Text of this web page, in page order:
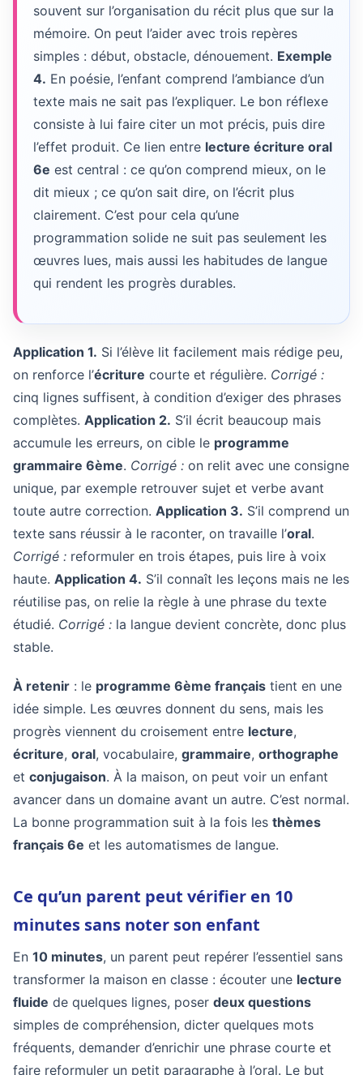
souvent sur l’organisation du récit plus que sur la
mémoire. On peut l’aider avec trois repères
simples : début, obstacle, dénouement. Exemple
4. En poésie, l’enfant comprend l’ambiance d’un
texte mais ne sait pas l’expliquer. Le bon réflexe
consiste à lui faire citer un mot précis, puis dire
l’effet produit. Ce lien entre lecture écriture oral
6e est central : ce qu’on comprend mieux, on le
dit mieux ; ce qu’on sait dire, on l’écrit plus
clairement. C’est pour cela qu’une
programmation solide ne suit pas seulement les
œuvres lues, mais aussi les habitudes de langue
qui rendent les progrès durables.
Application 1. Si l’élève lit facilement mais rédige peu,
on renforce l’écriture courte et régulière. Corrigé :
cinq lignes suffisent, à condition d’exiger des phrases
complètes. Application 2. S’il écrit beaucoup mais
accumule les erreurs, on cible le programme
grammaire 6ème. Corrigé : on relit avec une consigne
unique, par exemple retrouver sujet et verbe avant
toute autre correction. Application 3. S’il comprend un
texte sans réussir à le raconter, on travaille l’oral.
Corrigé : reformuler en trois étapes, puis lire à voix
haute. Application 4. S’il connaît les leçons mais ne les
réutilise pas, on relie la règle à une phrase du texte
étudié. Corrigé : la langue devient concrète, donc plus
stable.
À retenir : le programme 6ème français tient en une
idée simple. Les œuvres donnent du sens, mais les
progrès viennent du croisement entre lecture,
écriture, oral, vocabulaire, grammaire, orthographe
et conjugaison. À la maison, on peut voir un enfant
avancer dans un domaine avant un autre. C’est normal.
La bonne programmation suit à la fois les thèmes
français 6e et les automatismes de langue.
Ce qu’un parent peut vérifier en 10
minutes sans noter son enfant
En 10 minutes, un parent peut repérer l’essentiel sans
transformer la maison en classe : écouter une lecture
fluide de quelques lignes, poser deux questions
simples de compréhension, dicter quelques mots
fréquents, demander d’enrichir une phrase courte et
faire reformuler un petit paragraphe à l’oral. Le but